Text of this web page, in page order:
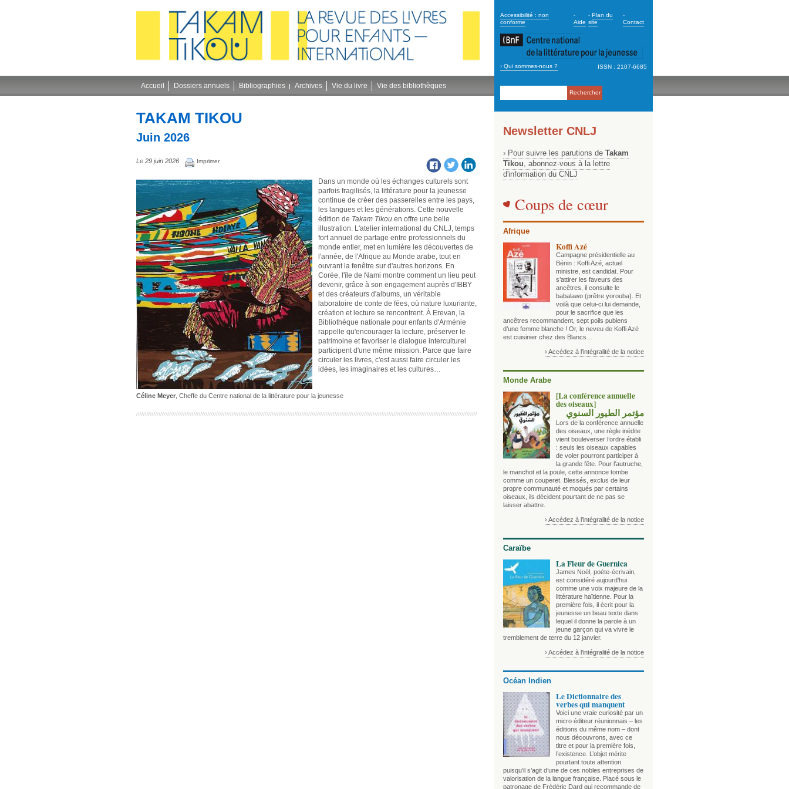
secondary_2
Accessibilité : non
conforme
-
Aide
-Plan du
site
-
Contact
Navigation
› Qui sommes-nous ? ISSN : 2107-6685
Accueil Dossiers annuels Bibliographies Archives Vie du livre Vie des bibliothèques
TAKAM TIKOU
Juin 2026
Le 29 juin 2026 Imprimer
Dans un monde où les échanges culturels sont
parfois fragilisés, la littérature pour la jeunesse
continue de créer des passerelles entre les pays,
les langues et les générations. Cette nouvelle
édition de Takam Tikou en offre une belle
illustration. L'atelier international du CNLJ, temps
fort annuel de partage entre professionnels du
monde entier, met en lumière les découvertes de
l'année, de l'Afrique au Monde arabe, tout en
ouvrant la fenêtre sur d'autres horizons. En
Corée, l'île de Nami montre comment un lieu peut
devenir, grâce à son engagement auprès d'IBBY
et des créateurs d'albums, un véritable
laboratoire de conte de fées, où nature luxuriante,
création et lecture se rencontrent. À Erevan, la
Bibliothèque nationale pour enfants d'Arménie
rappelle qu'encourager la lecture, préserver le
patrimoine et favoriser le dialogue interculturel
participent d'une même mission. Parce que faire
circuler les livres, c'est aussi faire circuler les
idées, les imaginaires et les cultures…
Céline Meyer , Cheffe du Centre national de la littérature pour la jeunesse
Newsletter CNLJ
› Pour suivre les parutions de Takam
Tikou, abonnez-vous à la lettre
d'information du CNLJ
Coups de cœur
Afrique
Koffi Azé
Campagne présidentielle au
Bénin : Koffi Azé, actuel
ministre, est candidat. Pour
s’attirer les faveurs des
ancêtres, il consulte le
babalawo (prêtre yorouba). Et
voilà que celui-ci lui demande,
pour le sacrifice que les
ancêtres recommandent, sept poils pubiens
d’une femme blanche ! Or, le neveu de Koffi Azé
est cuisinier chez des Blancs…
› Accédez à l'intégralité de la notice
Monde Arabe
[La conférence annuelle
des oiseaux]
مؤتمر الطيور السنوي
Lors de la conférence annuelle
des oiseaux, une règle inédite
vient bouleverser l’ordre établi
: seuls les oiseaux capables
de voler pourront participer à
la grande fête. Pour l’autruche,
le manchot et la poule, cette annonce tombe
comme un couperet. Blessés, exclus de leur
propre communauté et moqués par certains
oiseaux, ils décident pourtant de ne pas se
laisser abattre.
› Accédez à l'intégralité de la notice
Caraïbe
La Fleur de Guernica
James Noël, poète-écrivain,
est considéré aujourd’hui
comme une voix majeure de la
littérature haïtienne. Pour la
première fois, il écrit pour la
jeunesse un beau texte dans
lequel il donne la parole à un
jeune garçon qui va vivre le
tremblement de terre du 12 janvier.
› Accédez à l'intégralité de la notice
Océan Indien
Le Dictionnaire des
verbes qui manquent
Voici une vraie curiosité par un
micro éditeur réunionnais – les
éditions du même nom – dont
nous découvrons, avec ce
titre et pour la première fois,
l’existence. L’objet mérite
pourtant toute attention
puisqu’il s’agit d’une de ces nobles entreprises de
valorisation de la langue française. Placé sous le
patronage de Frédéric Dard qui recommande de